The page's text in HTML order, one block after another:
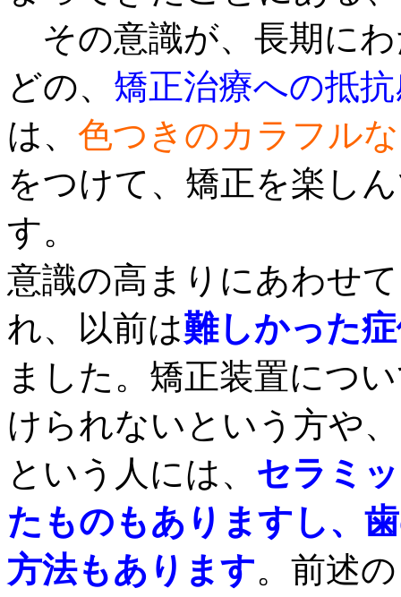
その意識が、長期に
どの、 矯正治療への抵
は、 色つきのカラフル
をつけて、矯正を楽し
す。
意識の高まりにあわせ
れ、以前は難しかった
ました。矯正装置につ
けられないという方や
という人には、 セラミ
たものもありますし、
方法もあります。前述の